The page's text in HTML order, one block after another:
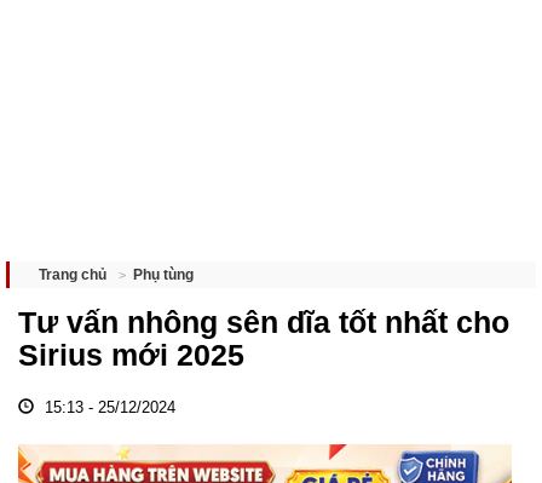
Trang chủ Phụ tùng
Tư vấn nhông sên dĩa tốt nhất cho
Sirius mới 2025
15:13 - 25/12/2024